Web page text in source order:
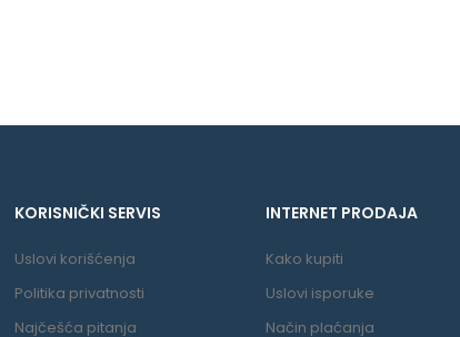
KORISNIČKI SERVIS
Uslovi korišćenja
Politika privatnosti
Najčešća pitanja
INTERNET PRODAJA
Kako kupiti
Uslovi isporuke
Način plaćanja